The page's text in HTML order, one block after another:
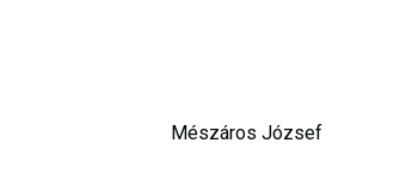
Mészáros József